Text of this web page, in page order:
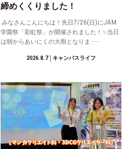
締めくくりました！
みなさんこんにちは！先日7/26(日)にJAM
学園祭「彩虹祭」が開催されました！✨当日
は朝からあいにくの大雨となりま ･･･
2026.8.7│キャンパスライフ